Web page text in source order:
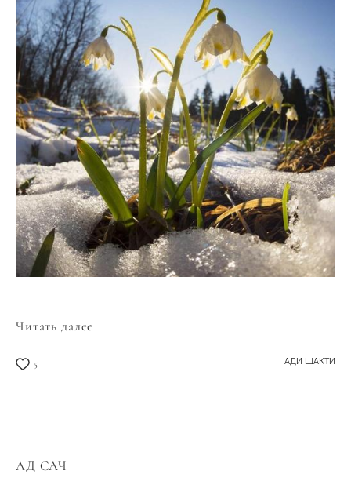
Читать далее
5 АДИ ШАКТИ
АД САЧ